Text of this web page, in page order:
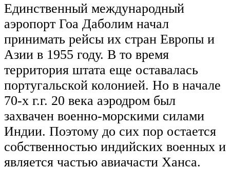
Единственный международный
аэропорт Гоа Даболим начал
принимать рейсы их стран Европы и
Азии в 1955 году. В то время
территория штата еще оставалась
португальской колонией. Но в начале
70-х г.г. 20 века аэродром был
захвачен военно-морскими силами
Индии. Поэтому до сих пор остается
собственностью индийских военных и
является частью авиачасти Ханса.